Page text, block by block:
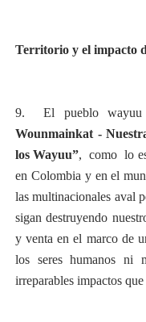
Territorio y el impacto
9. El pueblo wayuu
Wounmainkat -
los Wayuu”, como lo
en Colombia y en el
las multinacionales aval
sigan destruyendo
y venta en el marco de
los seres humanos ni
irreparables impactos